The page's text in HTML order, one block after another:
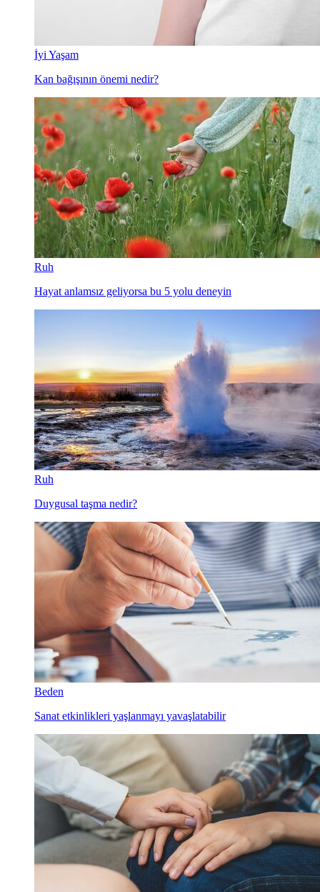
İyi Yaşam
Kan bağışının önemi nedir?
Ruh
Hayat anlamsız geliyorsa bu 5 yolu deneyin
Ruh
Duygusal taşma nedir?
Beden
Sanat etkinlikleri yaşlanmayı yavaşlatabilir